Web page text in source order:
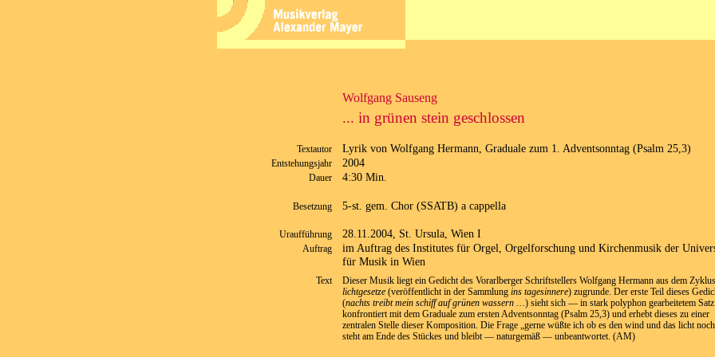
Wolfgang Sauseng
... in grünen stein geschlossen
Textautor Lyrik von Wolfgang Hermann, Graduale zum 1. Adventsonntag (Psalm 25,3)
Entstehungsjahr 2004
Dauer 4:30 Min.
Besetzung 5-st. gem. Chor (SSATB) a cappella
Uraufführung 28.11.2004, St. Ursula, Wien I
Auftrag
im Auftrag des Institutes für Orgel, Orgelforschung und Kirchenmusik der
für Musik in Wien
Text
Dieser Musik liegt ein Gedicht des Vorarlberger Schriftstellers Wolfgang Hermann aus dem Zyklus
lichtgesetze (veröffentlicht in der Sammlung ins tagesinnere) zugrunde. Der erste Teil dieses
(nachts treibt mein schiff auf grünen wassern …) sieht sich — in stark polyphon gearbeitetem
konfrontiert mit dem Graduale zum ersten Adventsonntag (Psalm 25,3) und erhebt dieses zu einer
zentralen Stelle dieser Komposition. Die Frage „gerne wüßte ich ob es den wind und das licht
steht am Ende des Stückes und bleibt — naturgemäß — unbeantwortet. (AM)